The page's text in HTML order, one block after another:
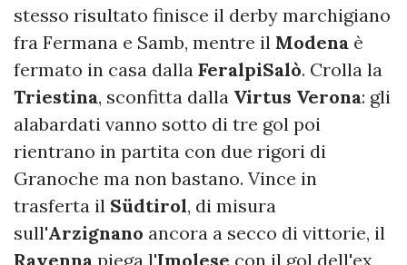
stesso risultato finisce il derby marchigiano
fra Fermana e Samb, mentre il Modena è
fermato in casa dalla FeralpiSalò. Crolla la
Triestina, sconfitta dalla Virtus Verona: gli
alabardati vanno sotto di tre gol poi
rientrano in partita con due rigori di
Granoche ma non bastano. Vince in
trasferta il Südtirol, di misura
sull'Arzignano ancora a secco di vittorie, il
Ravenna piega l'Imolese con il gol dell'ex